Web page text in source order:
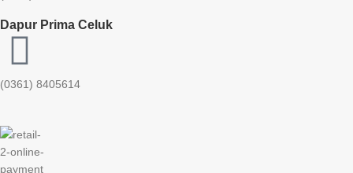
Dapur Prima Celuk
(0361) 8405614